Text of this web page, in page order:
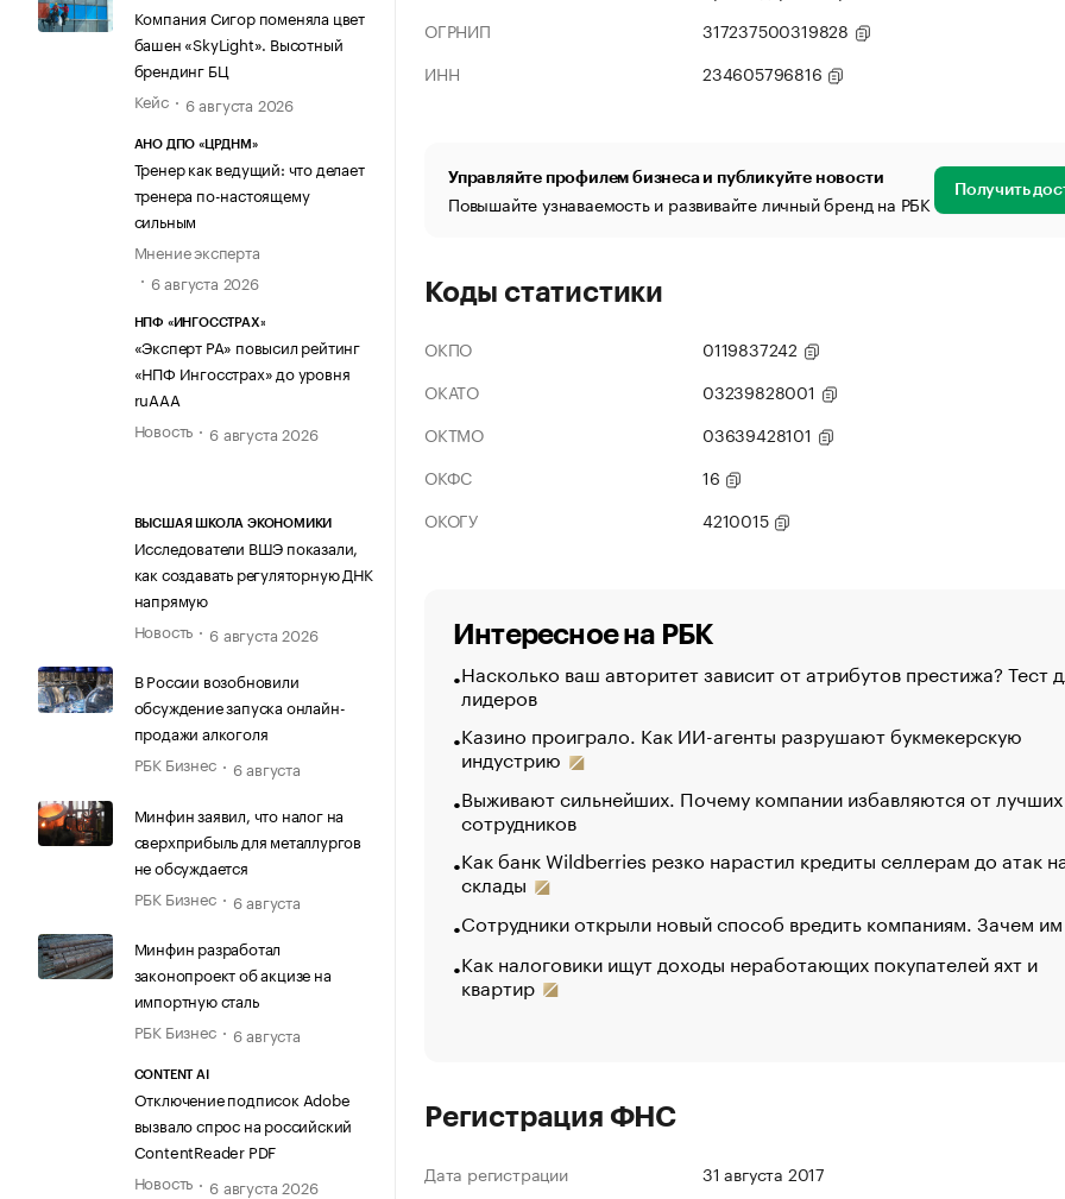
Компания Сигор поменяла цвет
башен «SkyLight». Высотный
брендинг БЦ
Кейс
6 августа 2026
АНО ДПО «ЦРДНМ»
Тренер как ведущий: что делает
тренера по-настоящему
сильным
Мнение эксперта
6 августа 2026
НПФ «ИНГОССТРАХ»
«Эксперт РА» повысил рейтинг
«НПФ Ингосстрах» до уровня
ruAAA
Новость
6 августа 2026
ВЫСШАЯ ШКОЛА ЭКОНОМИКИ
Исследователи ВШЭ показали,
как создавать регуляторную ДНК
напрямую
Новость
6 августа 2026
В России возобновили
обсуждение запуска онлайн-
продажи алкоголя
РБК Бизнес
6 августа
Минфин заявил, что налог на
сверхприбыль для металлургов
не обсуждается
РБК Бизнес
6 августа
Минфин разработал
законопроект об акцизе на
импортную сталь
РБК Бизнес
6 августа
CONTENT AI
Отключение подписок Adobe
вызвало спрос на российский
ContentReader PDF
Новость
6 августа 2026
ОГРНИП
317237500319828
ИНН
234605796816
Управляйте профилем бизнеса и публикуйте новости
Повышайте узнаваемость и развивайте личный бренд на РБК Получить
Коды статистики
ОКПО
0119837242
ОКАТО
03239828001
ОКТМО
03639428101
ОКФС
16
ОКОГУ
4210015
Интересное на РБК
Насколько ваш авторитет зависит от атрибутов престижа? Тест
лидеров
Казино проиграло. Как ИИ-агенты разрушают букмекерскую
индустрию
Выживают сильнейших. Почему компании избавляются от лучших
сотрудников
Как банк Wildberries резко нарастил кредиты селлерам до атак
склады
Сотрудники открыли новый способ вредить компаниям. Зачем
Как налоговики ищут доходы неработающих покупателей яхт и
квартир
Регистрация ФНС
Дата регистрации
31 августа 2017